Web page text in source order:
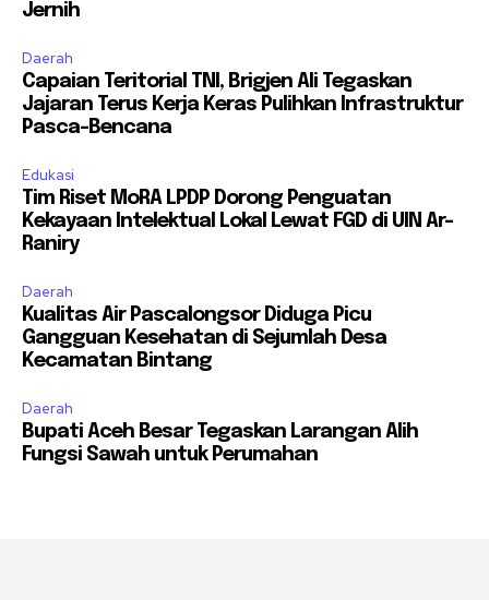
Jernih
Daerah
Capaian Teritorial TNI, Brigjen Ali Tegaskan
Jajaran Terus Kerja Keras Pulihkan Infrastruktur
Pasca-Bencana
Edukasi
Tim Riset MoRA LPDP Dorong Penguatan
Kekayaan Intelektual Lokal Lewat FGD di UIN Ar-
Raniry
Daerah
Kualitas Air Pascalongsor Diduga Picu
Gangguan Kesehatan di Sejumlah Desa
Kecamatan Bintang
Daerah
Bupati Aceh Besar Tegaskan Larangan Alih
Fungsi Sawah untuk Perumahan